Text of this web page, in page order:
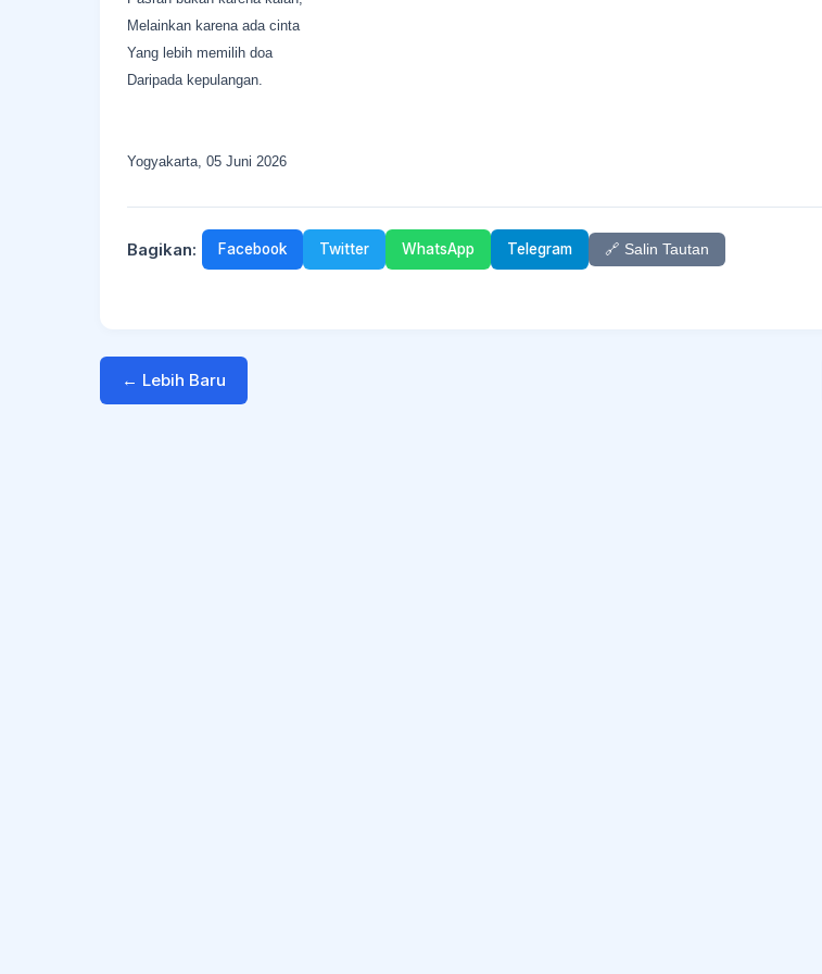
Melainkan karena ada cinta
Yang lebih memilih doa
Daripada kepulangan.
Yogyakarta, 05 Juni 2026
Bagikan: Facebook Twitter WhatsApp Telegram 🔗 Salin Tautan
← Lebih Baru